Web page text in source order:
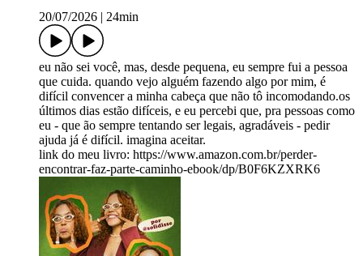
20/07/2026
24min
eu não sei você, mas, desde pequena, eu sempre fui a pessoa
que cuida. quando vejo alguém fazendo algo por mim, é
difícil convencer a minha cabeça que não tô incomodando.os
últimos dias estão difíceis, e eu percebi que, pra pessoas como
eu - que ão sempre tentando ser legais, agradáveis - pedir
ajuda já é difícil. imagina aceitar.
link do meu livro: https://www.amazon.com.br/perder-
encontrar-faz-parte-caminho-ebook/dp/B0F6KZXRK6